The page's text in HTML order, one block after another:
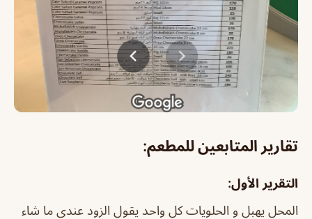
تقارير المتابعين للمطعم:
التقرير الأول:
المحل يهبل و الحلويات كل واحد يقول الزود عندي ما شاء